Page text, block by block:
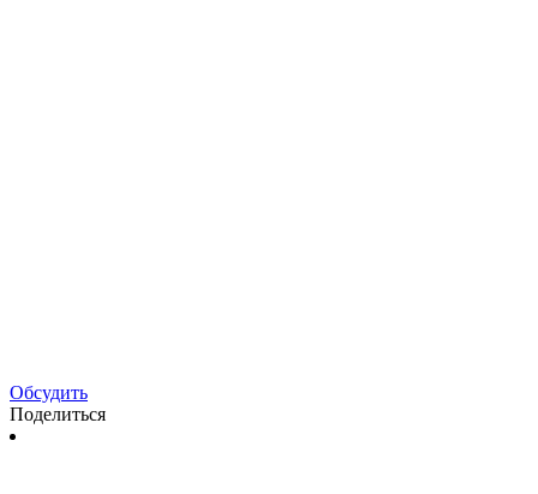
Обсудить
Поделиться